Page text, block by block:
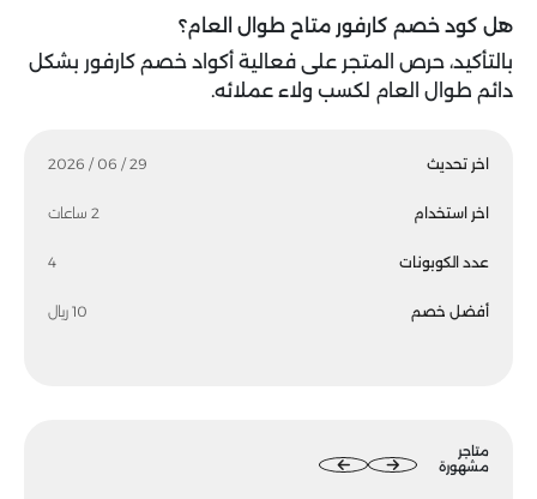
اخر تحديث 29 / 06 / 2026
اخر استخدام 2 ساعات
عدد الكوبونات 4
أفضل خصم 10 ريال
متاجر
مشهورة
هل كود خصم كارفور متاح طوال العام؟
بالتأكيد، حرص المتجر على فعالية أكواد خصم كارفور بشكل
دائم طوال العام لكسب ولاء عملائه.